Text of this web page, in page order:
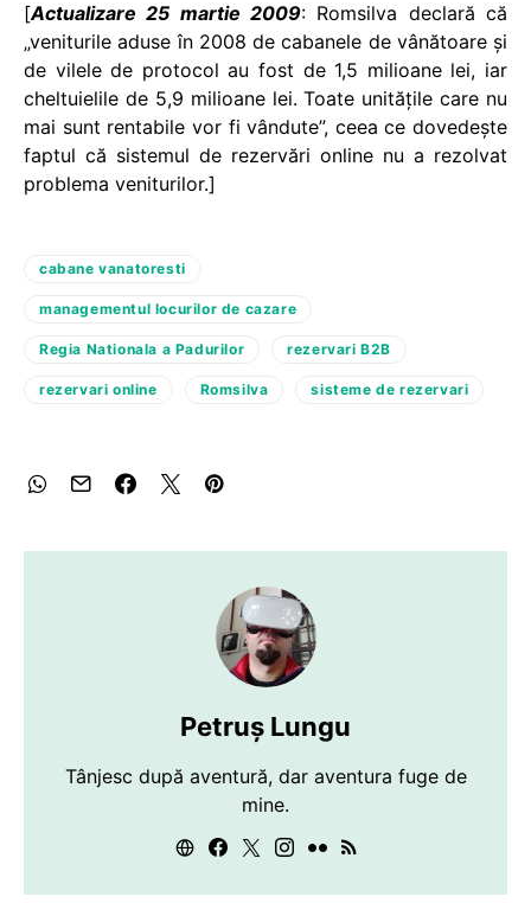
[Actualizare 25 martie 2009: Romsilva declară că
„veniturile aduse în 2008 de cabanele de vânătoare şi
de vilele de protocol au fost de 1,5 milioane lei, iar
cheltuielile de 5,9 milioane lei. Toate unităţile care nu
mai sunt rentabile vor fi vândute”, ceea ce dovedeşte
faptul că sistemul de rezervări online nu a rezolvat
problema veniturilor.]
cabane vanatoresti
managementul locurilor de cazare
Regia Nationala a Padurilor rezervari B2B
rezervari online Romsilva sisteme de rezervari
Petruș Lungu
Tânjesc după aventură, dar aventura fuge de
mine.